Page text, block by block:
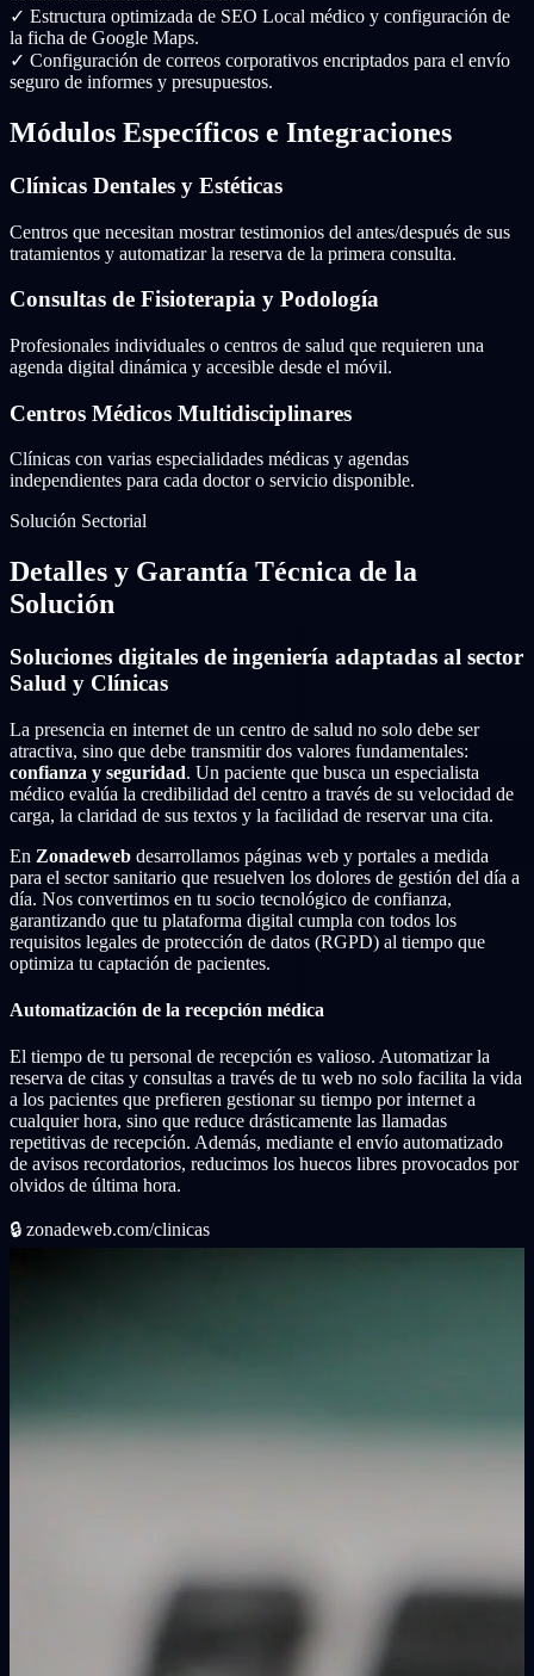
✓ Estructura optimizada de SEO Local médico y configuración de
la ficha de Google Maps.
✓ Configuración de correos corporativos encriptados para el envío
seguro de informes y presupuestos.
Módulos Específicos e Integraciones
Clínicas Dentales y Estéticas
Centros que necesitan mostrar testimonios del antes/después de sus
tratamientos y automatizar la reserva de la primera consulta.
Consultas de Fisioterapia y Podología
Profesionales individuales o centros de salud que requieren una
agenda digital dinámica y accesible desde el móvil.
Centros Médicos Multidisciplinares
Clínicas con varias especialidades médicas y agendas
independientes para cada doctor o servicio disponible.
Solución Sectorial
Detalles y Garantía Técnica de la
Solución
Soluciones digitales de ingeniería adaptadas al sector
Salud y Clínicas
La presencia en internet de un centro de salud no solo debe ser
atractiva, sino que debe transmitir dos valores fundamentales:
confianza y seguridad. Un paciente que busca un especialista
médico evalúa la credibilidad del centro a través de su velocidad de
carga, la claridad de sus textos y la facilidad de reservar una cita.
En Zonadeweb desarrollamos páginas web y portales a medida
para el sector sanitario que resuelven los dolores de gestión del día a
día. Nos convertimos en tu socio tecnológico de confianza,
garantizando que tu plataforma digital cumpla con todos los
requisitos legales de protección de datos (RGPD) al tiempo que
optimiza tu captación de pacientes.
Automatización de la recepción médica
El tiempo de tu personal de recepción es valioso. Automatizar la
reserva de citas y consultas a través de tu web no solo facilita la vida
a los pacientes que prefieren gestionar su tiempo por internet a
cualquier hora, sino que reduce drásticamente las llamadas
repetitivas de recepción. Además, mediante el envío automatizado
de avisos recordatorios, reducimos los huecos libres provocados por
olvidos de última hora.
🔒 zonadeweb.com/clinicas